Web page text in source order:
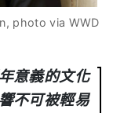
photo via WWD
意義的文化
不可被輕易